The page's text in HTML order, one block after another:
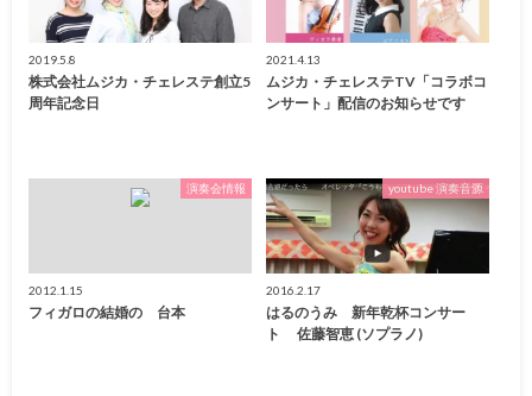
2019.5.8
株式会社ムジカ・チェレステ創立5
周年記念日
2021.4.13
ムジカ・チェレステTV「コラボコ
ンサート」配信のお知らせです
演奏会情報
2012.1.15
フィガロの結婚の 台本
youtube 演奏音源
2016.2.17
はるのうみ 新年乾杯コンサー
ト 佐藤智恵 (ソプラノ)